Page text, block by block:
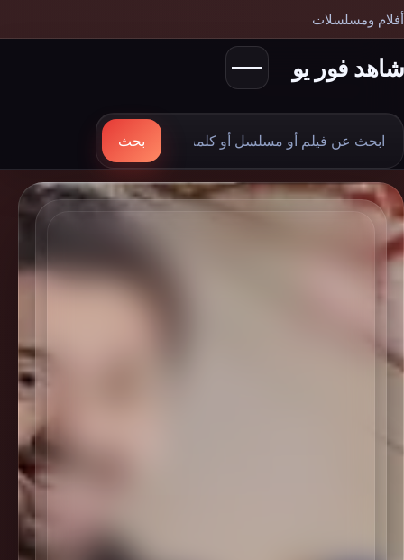
أفلام ومسلسلات
شاهد فور يو
ابحث
بحث